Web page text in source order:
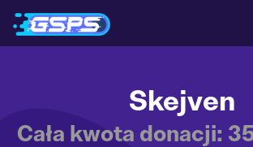
Skejven
Cała kwota donacji: